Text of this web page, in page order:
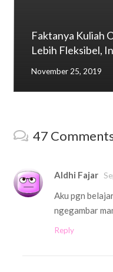
Faktanya Kuliah
Lebih Fleksibel,
November 25, 2019
47
Aldhi Fajar
Aku pgn
ngegambar
Reply